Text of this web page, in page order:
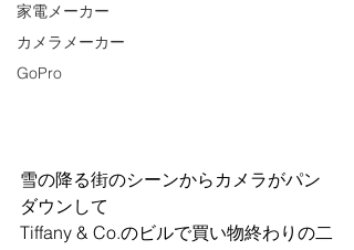
家電メーカー
カメラメーカー
GoPro
雪の降る街のシーンからカメラがパン
ダウンして
Tiffany & Co.のビルで買い物終わりの二